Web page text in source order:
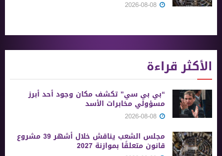
الأكثر قراءة
“بي بي سي” تكشف مكان وجود أحد أبرز
مسؤولي مخابرات الأسد
مجلس الشعب يناقش خلال أشهر 39 مشروع
قانون متعلقًا بموازنة 2027